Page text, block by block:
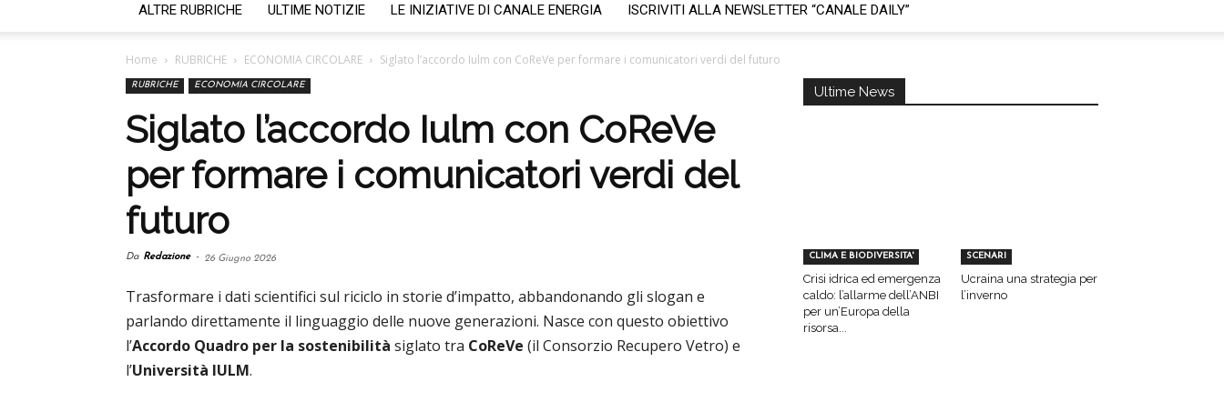
ALTRE RUBRICHE ULTIME NOTIZIE LE INIZIATIVE DI CANALE ENERGIA ISCRIVITI ALLA NEWSLETTER “CANALE DAILY”
Home RUBRICHE ECONOMIA CIRCOLARE Siglato l’accordo Iulm con CoReVe per formare i comunicatori verdi del futuro
RUBRICHE ECONOMIA CIRCOLARE
Siglato l’accordo Iulm con CoReVe
per formare i comunicatori verdi del
futuro
Da Redazione - 26 Giugno 2026
Trasformare i dati scientifici sul riciclo in storie d’impatto, abbandonando gli slogan e
parlando direttamente il linguaggio delle nuove generazioni. Nasce con questo obiettivo
l’Accordo Quadro per la sostenibilità siglato tra CoReVe (il Consorzio Recupero Vetro) e
l’Università IULM.
Ultime News
CLIMA E BIODIVERSITA'
Crisi idrica ed emergenza
caldo: l’allarme dell’ANBI
per un’Europa della
risorsa...
SCENARI
Ucraina una strategia per
l’inverno